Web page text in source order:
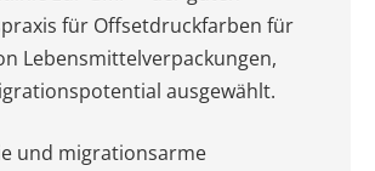
für Offsetdruckfarben für
Lebensmittelverpackungen,
ausgewählt.
und migrationsarme